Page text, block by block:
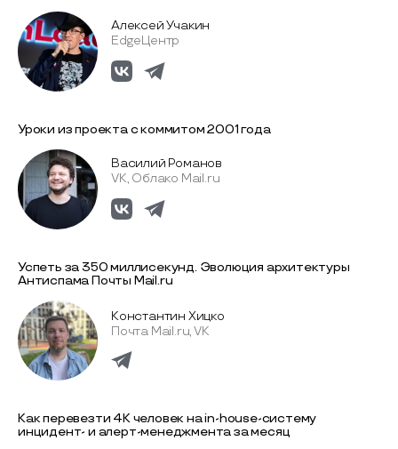
Алексей Учакин
EdgeЦентр
Уроки из проекта с коммитом 2001 года
Василий Романов
VK, Облако Mail.ru
Успеть за 350 миллисекунд. Эволюция архитектуры
Антиспама Почты Mail.ru
Константин Хицко
Почта Mail.ru, VK
Как перевезти 4K человек на in-house-систему
инцидент- и алерт-менеджмента за месяц